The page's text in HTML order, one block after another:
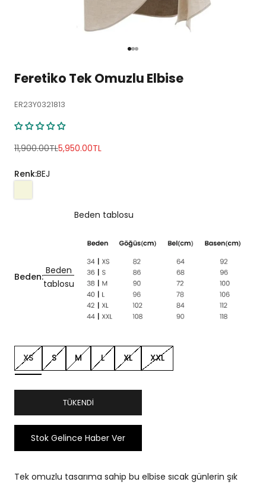
1 ögesine git
2 ögesine git
3 ögesine git
Feretiko Tek Omuzlu Elbise
ER23Y0321813
Normal fiyat
11,900.00TLİndirimli fiyat
5,950.00TL
Renk:BEJ
Beden:
Beden
tablosu
Beden tablosu
XS S M L XL XXL
TÜKENDI
Stok Gelince Haber Ver
Tek omuzlu tasarıma sahip bu elbise sıcak günlerin şık